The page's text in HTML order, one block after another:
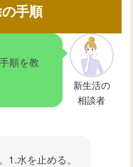
手順
順を教
新生活の
相談者
1.水を止める。